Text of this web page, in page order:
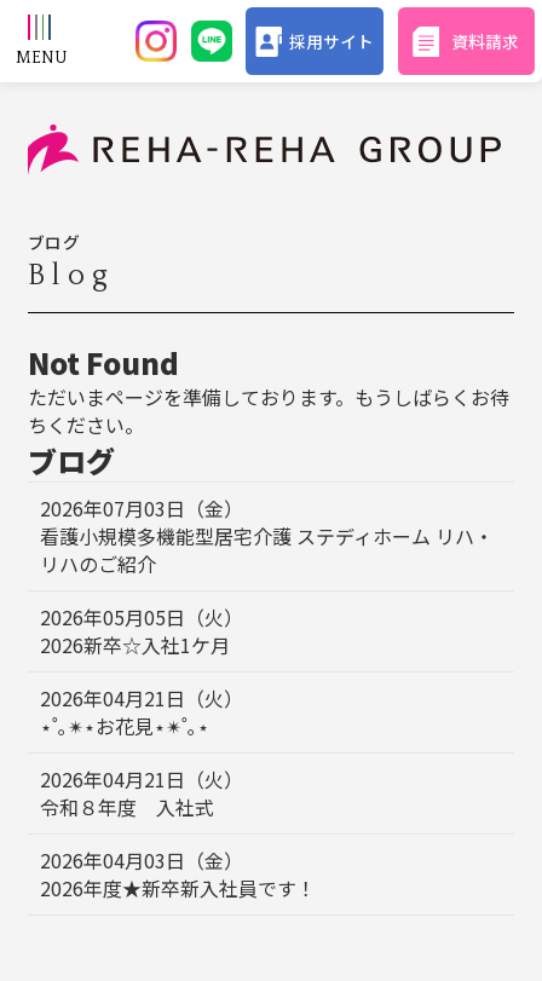
採用サイト 資料請求
ブログ
Blog
Not Found
ただいまページを準備しております。もうしばらくお待
ちください。
ブログ
2026年07月03日（金）
看護小規模多機能型居宅介護 ステディホーム リハ・
リハのご紹介
2026年05月05日（火）
2026新卒☆入社1ケ月
2026年04月21日（火）
⋆˚｡✴︎⋆お花見⋆✴︎˚｡⋆
2026年04月21日（火）
令和８年度 入社式
2026年04月03日（金）
2026年度★新卒新入社員です！